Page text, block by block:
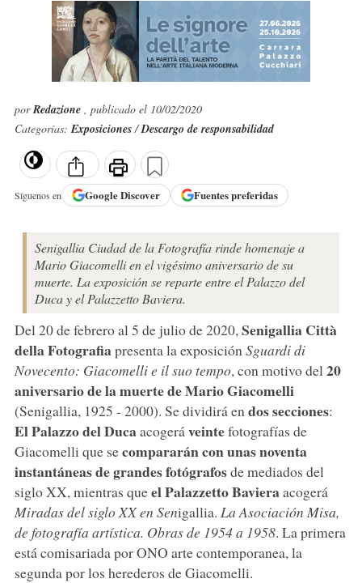
porRedazione , publicado el 10/02/2020
Categorías:Exposiciones/Descargo de responsabilidad
Síguenos en GoogleDiscover Fuentes preferidas
Senigallia Ciudad de la Fotografía rinde homenaje a
Mario Giacomelli en el vigésimo aniversario de su
muerte. La exposición se reparte entre el Palazzo del
Duca y el Palazzetto Baviera.
Del 20 de febrero al 5 de julio de 2020, Senigallia Città
della Fotografiapresenta la exposición Sguardi di
Novecento: Giacomelli e il suo tempo, con motivo del20
aniversario de la muerte deMario Giacomelli
(Senigallia, 1925 - 2000). Se dividirá en dos secciones:
El Palazzo del Ducaacogerá veintefotografías de
Giacomelli que secompararán con unas noventa
instantáneas de grandes fotógrafosde mediados del
siglo XX, mientras queel Palazzetto Bavieraacogerá
Miradas del siglo XX en Senigallia. La Asociación Misa,
de fotografía artística. Obras de 1954 a 1958. La primera
está comisariada por ONO arte contemporanea, la
segunda por los herederos de Giacomelli.